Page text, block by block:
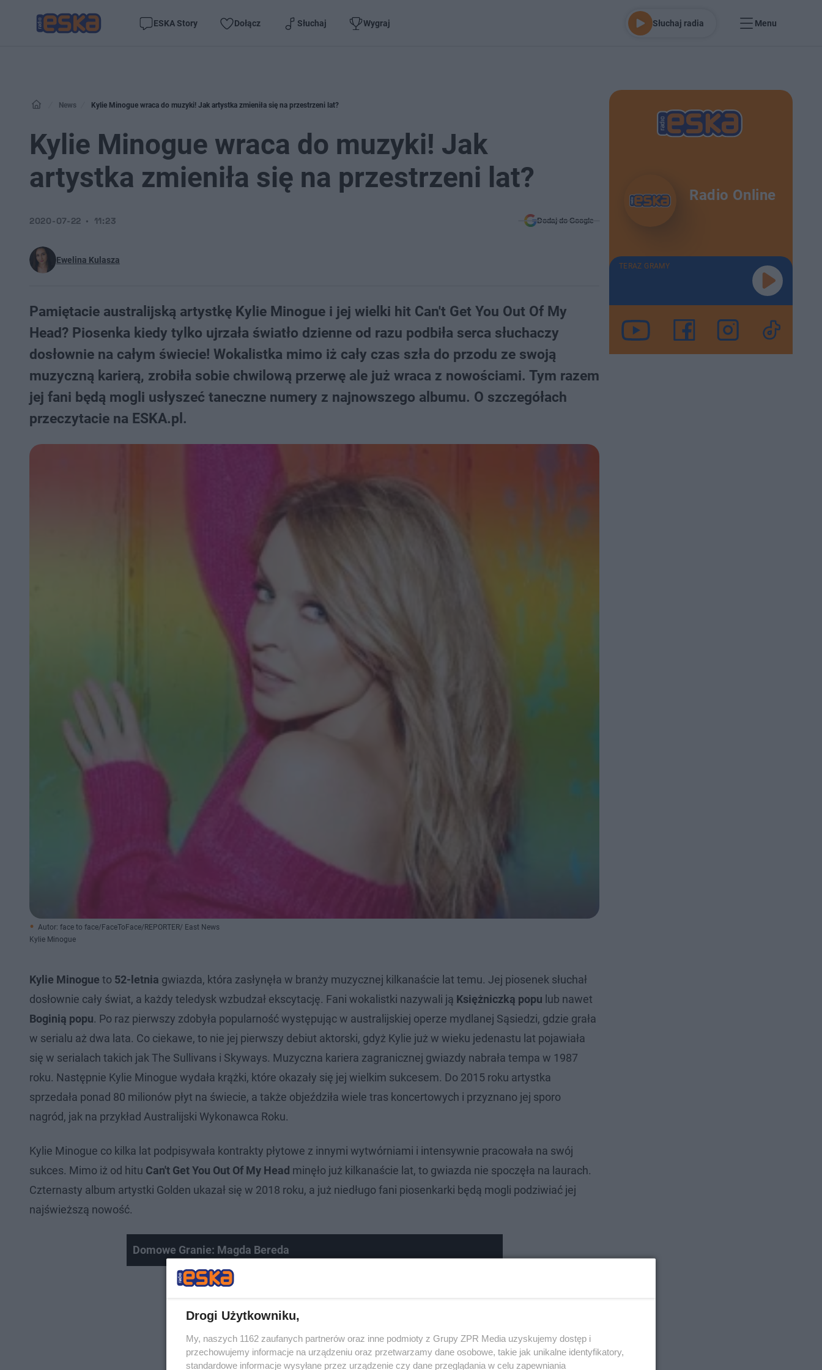
ESKA Story Dołącz Słuchaj Wygraj Słuchaj radia Menu
News Kylie Minogue wraca do muzyki! Jak artystka zmieniła się na przestrzeni lat?
Kylie Minogue wraca do muzyki! Jak
artystka zmieniła się na przestrzeni lat?
Ewelina Kulasza
2020-07-22 11:23 Dodaj do Google
Pamiętacie australijską artystkę Kylie Minogue i jej wielki hit Can't Get You Out Of My
Head? Piosenka kiedy tylko ujrzała światło dzienne od razu podbiła serca słuchaczy
dosłownie na całym świecie! Wokalistka mimo iż cały czas szła do przodu ze swoją
muzyczną karierą, zrobiła sobie chwilową przerwę ale już wraca z nowościami. Tym razem
jej fani będą mogli usłyszeć taneczne numery z najnowszego albumu. O szczegółach
przeczytacie na ESKA.pl.
Autor: face to face/FaceToFace/REPORTER/ East News
Kylie Minogue
Kylie Minogue to 52-letnia gwiazda, która zasłynęła w branży muzycznej kilkanaście lat temu. Jej piosenek słuchał
dosłownie cały świat, a każdy teledysk wzbudzał ekscytację. Fani wokalistki nazywali ją Księżniczką popu lub nawet
Boginią popu. Po raz pierwszy zdobyła popularność występując w australijskiej operze mydlanej Sąsiedzi, gdzie grała
w serialu aż dwa lata. Co ciekawe, to nie jej pierwszy debiut aktorski, gdyż Kylie już w wieku jedenastu lat pojawiała
się w serialach takich jak The Sullivans i Skyways. Muzyczna kariera zagranicznej gwiazdy nabrała tempa w 1987
roku. Następnie Kylie Minogue wydała krążki, które okazały się jej wielkim sukcesem. Do 2015 roku artystka
sprzedała ponad 80 milionów płyt na świecie, a także objeździła wiele tras koncertowych i przyznano jej sporo
nagród, jak na przykład Australijski Wykonawca Roku.
Kylie Minogue co kilka lat podpisywała kontrakty płytowe z innymi wytwórniami i intensywnie pracowała na swój
sukces. Mimo iż od hitu Can't Get You Out Of My Head minęło już kilkanaście lat, to gwiazda nie spoczęła na laurach.
Czternasty album artystki Golden ukazał się w 2018 roku, a już niedługo fani piosenkarki będą mogli podziwiać jej
najświeższą nowość.
Domowe Granie: Magda Bereda
Radio Online
TERAZ GRAMY
Drogi Użytkowniku,
My, naszych 1162 zaufanych partnerów oraz inne podmioty z Grupy ZPR Media uzyskujemy dostęp i
przechowujemy informacje na urządzeniu oraz przetwarzamy dane osobowe, takie jak unikalne identyfikatory,
standardowe informacje wysyłane przez urządzenie czy dane przeglądania w celu zapewniania